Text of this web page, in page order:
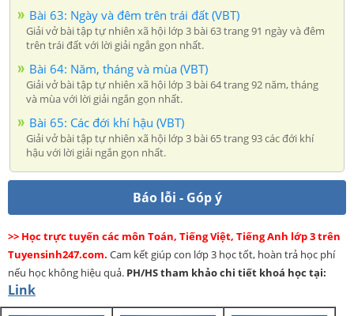
Bài 63: Ngày và đêm trên trái đất (VBT)
Giải vở bài tập tự nhiên xã hội lớp 3 bài 63 trang 91 ngày và đêm
trên trái đất với lời giải ngắn gọn nhất.
Bài 64: Năm, tháng và mùa (VBT)
Giải vở bài tập tự nhiên xã hội lớp 3 bài 64 trang 92 năm, tháng
và mùa với lời giải ngắn gọn nhất.
Bài 65: Các đới khí hậu (VBT)
Giải vở bài tập tự nhiên xã hội lớp 3 bài 65 trang 93 các đới khí
hậu với lời giải ngắn gọn nhất.
Báo lỗi - Góp ý
>> Học trực tuyến các môn Toán, Tiếng Việt, Tiếng Anh lớp 3 trên
Tuyensinh247.com. Cam kết giúp con lớp 3 học tốt, hoàn trả học phí
nếu học không hiệu quả. PH/HStham khảo chi tiết khoá học tại:
Link